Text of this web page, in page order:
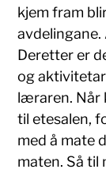
kjem fram
Deretter er
og
læraren. Når
til etesalen,
med å mate
maten. Så til